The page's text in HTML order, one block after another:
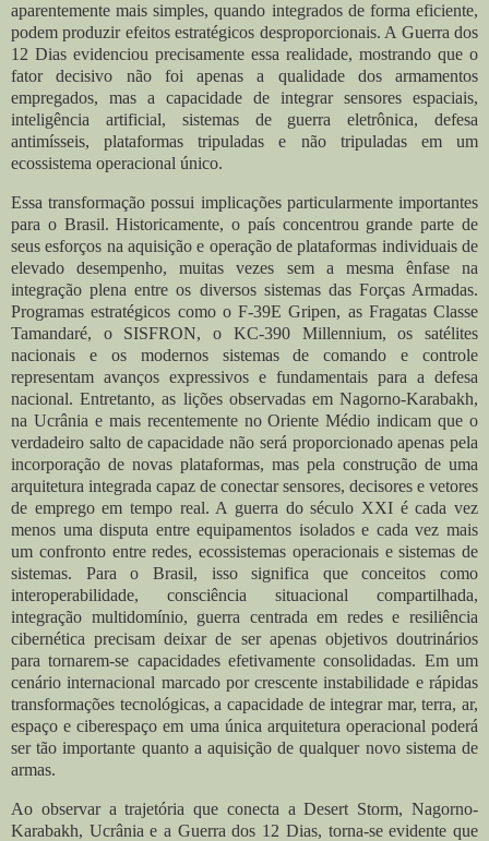
aparentemente mais simples, quando integrados de forma eficiente,
podem produzir efeitos estratégicos desproporcionais. A Guerra dos
12 Dias evidenciou precisamente essa realidade, mostrando que o
fator decisivo não foi apenas a qualidade dos armamentos
empregados, mas a capacidade de integrar sensores espaciais,
inteligência artificial, sistemas de guerra eletrônica, defesa
antimísseis, plataformas tripuladas e não tripuladas em um
ecossistema operacional único.
Essa transformação possui implicações particularmente importantes
para o Brasil. Historicamente, o país concentrou grande parte de
seus esforços na aquisição e operação de plataformas individuais de
elevado desempenho, muitas vezes sem a mesma ênfase na
integração plena entre os diversos sistemas das Forças Armadas.
Programas estratégicos como o F-39E Gripen, as Fragatas Classe
Tamandaré, o SISFRON, o KC-390 Millennium, os satélites
nacionais e os modernos sistemas de comando e controle
representam avanços expressivos e fundamentais para a defesa
nacional. Entretanto, as lições observadas em Nagorno-Karabakh,
na Ucrânia e mais recentemente no Oriente Médio indicam que o
verdadeiro salto de capacidade não será proporcionado apenas pela
incorporação de novas plataformas, mas pela construção de uma
arquitetura integrada capaz de conectar sensores, decisores e vetores
de emprego em tempo real. A guerra do século XXI é cada vez
menos uma disputa entre equipamentos isolados e cada vez mais
um confronto entre redes, ecossistemas operacionais e sistemas de
sistemas. Para o Brasil, isso significa que conceitos como
interoperabilidade, consciência situacional compartilhada,
integração multidomínio, guerra centrada em redes e resiliência
cibernética precisam deixar de ser apenas objetivos doutrinários
para tornarem-se capacidades efetivamente consolidadas. Em um
cenário internacional marcado por crescente instabilidade e rápidas
transformações tecnológicas, a capacidade de integrar mar, terra, ar,
espaço e ciberespaço em uma única arquitetura operacional poderá
ser tão importante quanto a aquisição de qualquer novo sistema de
armas.
Ao observar a trajetória que conecta a Desert Storm, Nagorno-
Karabakh, Ucrânia e a Guerra dos 12 Dias, torna-se evidente que